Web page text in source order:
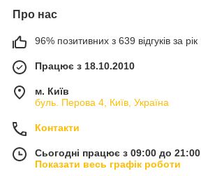
Про нас
96% позитивних з 639 відгуків за рік
Працює з 18.10.2010
м. Київ
буль. Перова 4, Київ, Україна
Контакти
Сьогодні працює з 09:00 до 21:00
Показати весь графік роботи